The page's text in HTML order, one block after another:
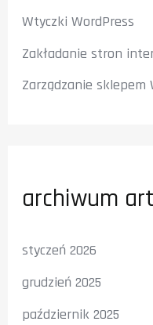
Wtyczki WordPress
Zakładanie stron
Zarządzanie sklepem
archiwum
styczeń 2026
grudzień 2025
październik 2025